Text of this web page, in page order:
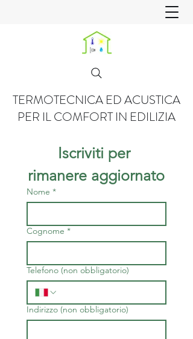
TERMOTECNICA ED ACUSTICA
PER IL COMFORT IN EDILIZIA
Iscriviti per
rimanere aggiornato
Nome *
Cognome *
Telefono (non obbligatorio)
Indirizzo (non obbligatorio)